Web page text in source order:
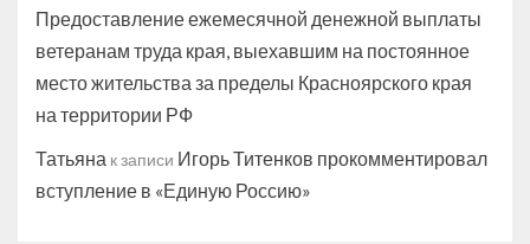
Предоставление ежемесячной денежной выплаты
ветеранам труда края, выехавшим на постоянное
место жительства за пределы Красноярского края
на территории РФ
Татьяна к записи Игорь Титенков прокомментировал
вступление в «Единую Россию»